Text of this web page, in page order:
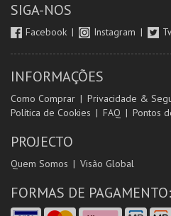
SIGA-NOS
Facebook Instagram
INFORMAÇÕES
Como Comprar Privacidade &
Política de Cookies
FAQ Pontos
PROJECTO
Quem Somos Visão Global
FORMAS DE PAGAMENTO: